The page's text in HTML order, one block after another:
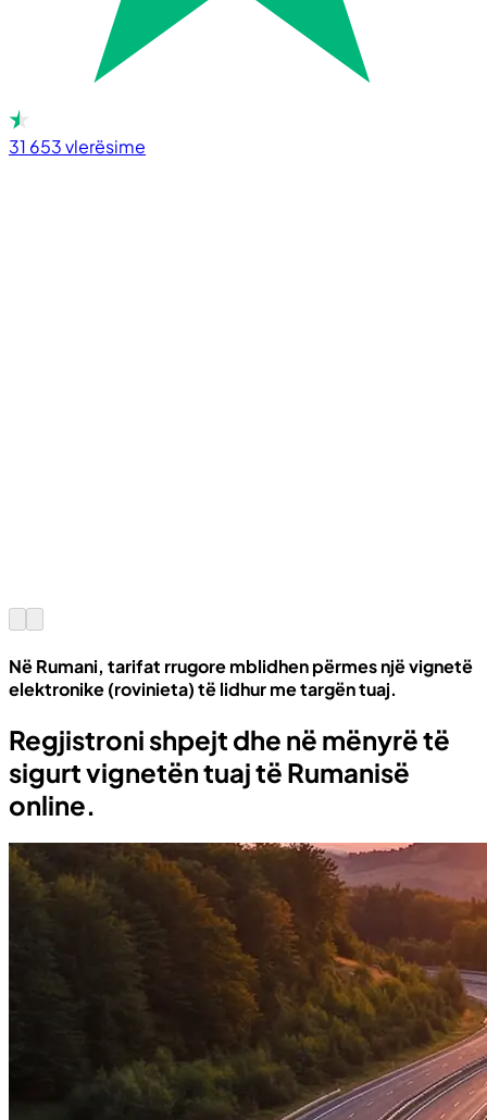
31 653vlerësime
Në Rumani, tarifat rrugore mblidhen përmes një vignetë
elektronike (rovinieta) të lidhur me targën tuaj.
Regjistroni shpejt dhe në mënyrë të
sigurt vignetën tuaj të Rumanisë
online.